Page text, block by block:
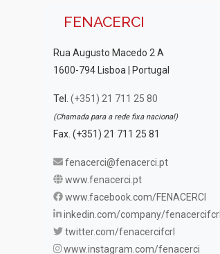
FENACERCI
Rua Augusto Macedo 2 A
1600-794 Lisboa | Portugal
Tel. (+351) 21 711 25 80
(Chamada para a rede fixa nacional)
Fax. (+351) 21 711 25 81
fenacerci@fenacerci.pt
www.fenacerci.pt
www.facebook.com/FENACERCI
inkedin.com/company/fenacercifcrl
twitter.com/fenacercifcrl
www.instagram.com/fenacerci